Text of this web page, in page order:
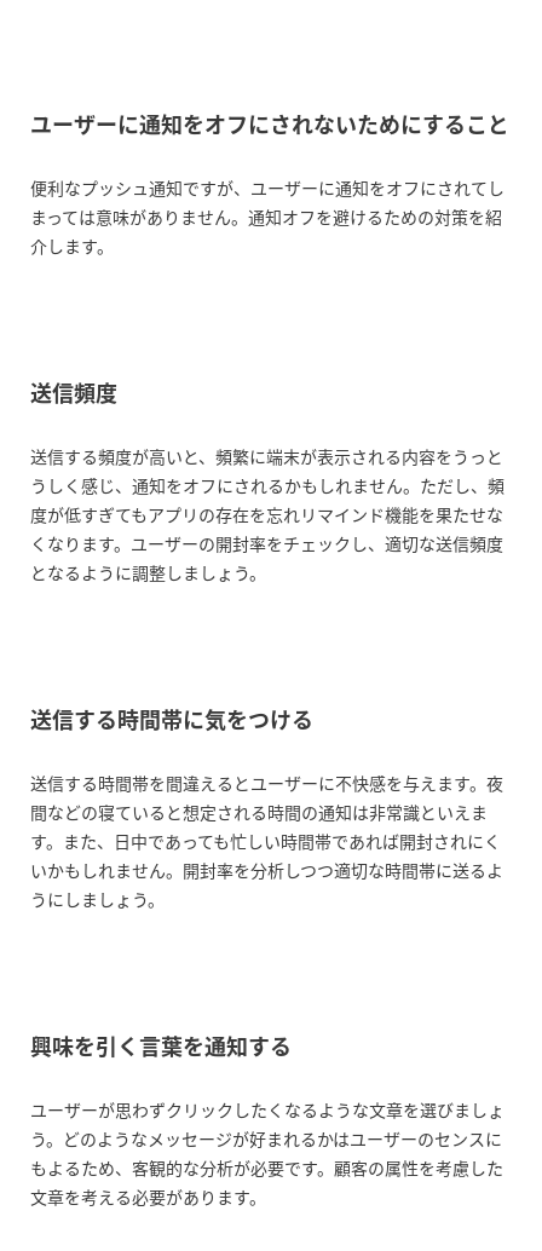
ユーザーに通知をオフにされないためにすること
便利なプッシュ通知ですが、ユーザーに通知をオフにされてし
まっては意味がありません。通知オフを避けるための対策を紹
介します。
送信頻度
送信する頻度が高いと、頻繁に端末が表示される内容をうっと
うしく感じ、通知をオフにされるかもしれません。ただし、頻
度が低すぎてもアプリの存在を忘れリマインド機能を果たせな
くなります。ユーザーの開封率をチェックし、適切な送信頻度
となるように調整しましょう。
送信する時間帯に気をつける
送信する時間帯を間違えるとユーザーに不快感を与えます。夜
間などの寝ていると想定される時間の通知は非常識といえま
す。また、日中であっても忙しい時間帯であれば開封されにく
いかもしれません。開封率を分析しつつ適切な時間帯に送るよ
うにしましょう。
興味を引く言葉を通知する
ユーザーが思わずクリックしたくなるような文章を選びましょ
う。どのようなメッセージが好まれるかはユーザーのセンスに
もよるため、客観的な分析が必要です。顧客の属性を考慮した
文章を考える必要があります。